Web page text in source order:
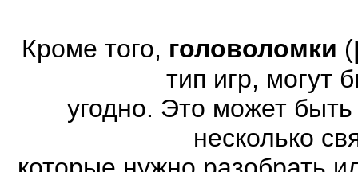
Кроме того, головоломки (
тип игр, могут
угодно. Это может
несколько